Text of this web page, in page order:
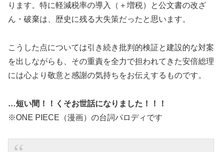
ります。特に軽減税率の導入（＋増税）と公文書の改ざ
ん・破棄は、歴史に残る大失策だったと思います。
こうした点については引き続き批判的検証と建設的な対案
を出しながらも、その重責を全力で担われてきた安倍総理
には心より敬意と感謝の気持ちをお伝えするものです。
…短い間！！くそお世話になりました！！！
※ONE PIECE（漫画）の台詞パロディです